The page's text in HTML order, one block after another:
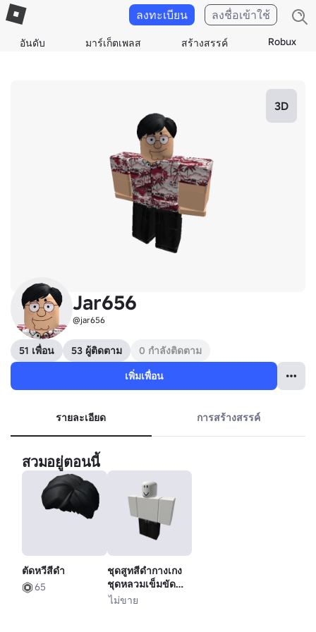
อันดับ มาร์เก็ตเพลส สร้างสรรค์ Robux
ลงทะเบียน ลงชื่อเข้าใช้
3D
Jar656
@jar656
51 เพื่อน 53 ผู้ติดตาม
0 กำลังติดตาม
เพิ่มเพื่อน
รายละเอียด การสร้างสรรค์
สวมอยู่ตอนนี้
ตัดหวีสีดํา
65
ชุดสูทสีดํากางเกง
ชุดหลวมเข็มขัด
ชุดอย่างเป็น
ไม่ขาย